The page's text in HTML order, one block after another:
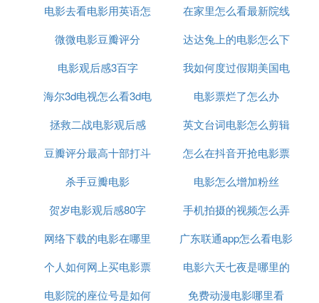
㈢ 如何联系电影院客服
如果是线下联系的话，可以直接找电影院的前台（购
如果是线上找电影院客服的话，可以打开购买电影票
的软件，在界面点击【影院】，然后选择你要找的电
看影院的联系电话，点击【电话号码】。弹出窗口点
击【电话号码】拨打就可以联系上客服了。
如果是大型商场的电影院，你可以直接找电影院的前
台，也可以在商场的相关线上小程序里点击该商场电
话，一般都可以找到。
网站怎么样盈利
电影去看电影用英语怎
么说
在家里怎么看最新院线
电影
微微电影豆瓣评分
达达兔上的电影怎么下
载
电影观后感3百字
我如何度过假期美国电
影
海尔3d电视怎么看3d电
影
电影票烂了怎么办
拯救二战电影观后感
英文台词电影怎么剪辑
豆瓣评分最高十部打斗
电影
怎么在抖音开抢电影票
杀手豆瓣电影
电影怎么增加粉丝
贺岁电影观后感80字
手机拍摄的视频怎么弄
成电影
网络下载的电影在哪里
可以看
广东联通app怎么看电影
个人如何网上买电影票
电影六天七夜是哪里的
海
电影院的座位号是如何
免费动漫电影哪里看